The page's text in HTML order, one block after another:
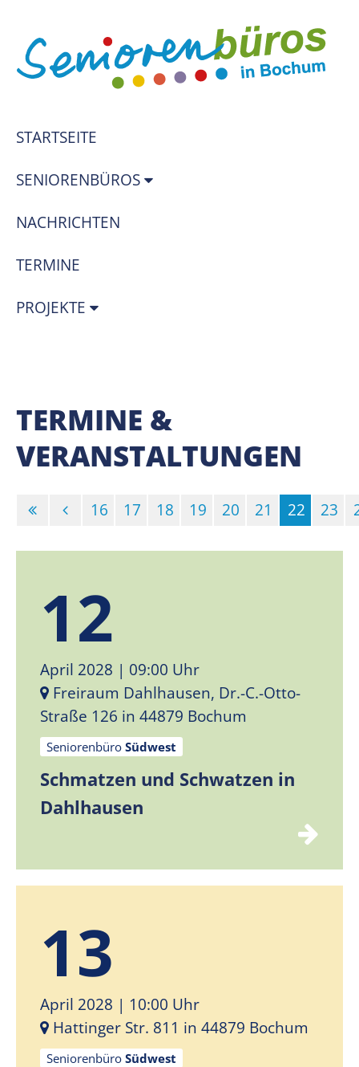
STARTSEITE
SENIORENBÜROS
NACHRICHTEN
TERMINE
PROJEKTE
TERMINE &
VERANSTALTUNGEN
16 17 18 19 20 21
22
23
12
April 2028 | 09:00 Uhr
Freiraum Dahlhausen, Dr.-C.-Otto-
Straße 126 in 44879 Bochum
Seniorenbüro Südwest
Schmatzen und Schwatzen in
Dahlhausen
13
April 2028 | 10:00 Uhr
Hattinger Str. 811 in 44879 Bochum
Seniorenbüro Südwest